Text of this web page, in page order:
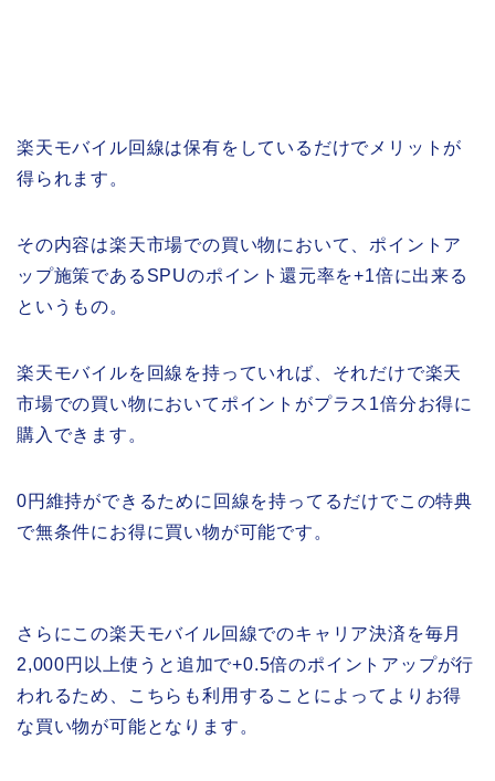
楽天モバイル回線は保有をしているだけでメリットが
得られます。
その内容は楽天市場での買い物において、ポイントア
ップ施策であるSPUのポイント還元率を+1倍に出来る
というもの。
楽天モバイルを回線を持っていれば、それだけで楽天
市場での買い物においてポイントがプラス1倍分お得に
購入できます。
0円維持ができるために回線を持ってるだけでこの特典
で無条件にお得に買い物が可能です。
さらにこの楽天モバイル回線でのキャリア決済を毎月
2,000円以上使うと追加で+0.5倍のポイントアップが行
われるため、こちらも利用することによってよりお得
な買い物が可能となります。